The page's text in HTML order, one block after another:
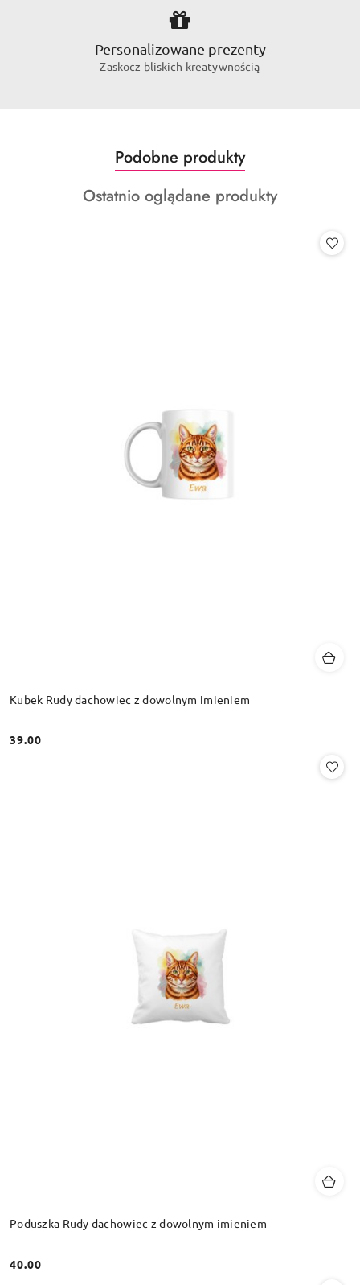
Personalizowane prezenty
Zaskocz bliskich kreatywnością
Pomiń karuzelę produktów
Produkty
o
statusie:
Podobne produkty
Produkty
Ostatnio oglądane produkty
Kubek Rudy dachowiec z dowolnym imieniem
Cena:
39.00
Poduszka Rudy dachowiec z dowolnym imieniem
Cena:
40.00